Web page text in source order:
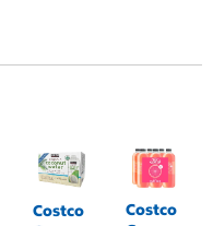
Costco
Costco